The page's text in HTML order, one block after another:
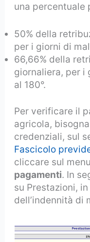
una percentuale
50% della
per i giorni di
66,66% della
giornaliera, per i
al 180°.
Per verificare il
agricola,
credenziali, sul
Fascicolo
cliccare sul
pagamenti. In
su Prestazioni,
dell’indennità di